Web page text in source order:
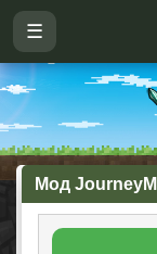
☰
Мод